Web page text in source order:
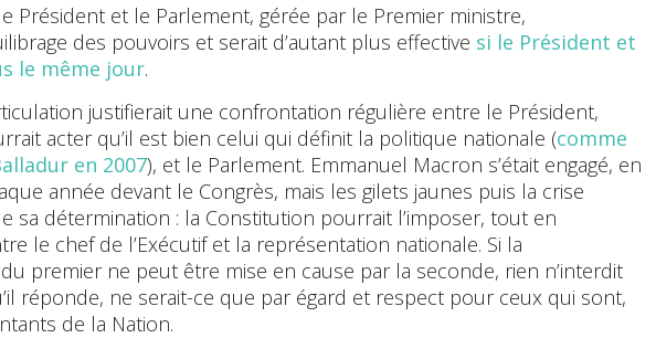
Président et le Parlement, gérée par le Premier ministre,
des pouvoirs et serait d’autant plus effective si le Président et
le même jour.
justifierait une confrontation régulière entre le Président,
acter qu’il est bien celui qui définit la politique nationale (comme
en 2007), et le Parlement. Emmanuel Macron s’était engagé, en
année devant le Congrès, mais les gilets jaunes puis la crise
sa détermination : la Constitution pourrait l’imposer, tout en
le chef de l’Exécutif et la représentation nationale. Si la
premier ne peut être mise en cause par la seconde, rien n’interdit
réponde, ne serait-ce que par égard et respect pour ceux qui sont,
de la Nation.